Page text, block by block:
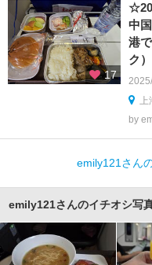
17
中
港
ク）
by
emily121さん
emily121さんのイチオシ写